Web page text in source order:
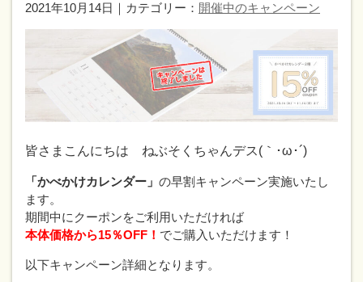
2021年10月14日｜カテゴリー： 開催中のキャンペーン
皆さまこんにちは ねぶそくちゃんデス(｀･ω･´)
「かべかけカレンダー」 の早割キャンペーン実施いたし
ます。
期間中にクーポンをご利用いただければ
本体価格から15％OFF！ でご購入いただけます！
以下キャンペーン詳細となります。